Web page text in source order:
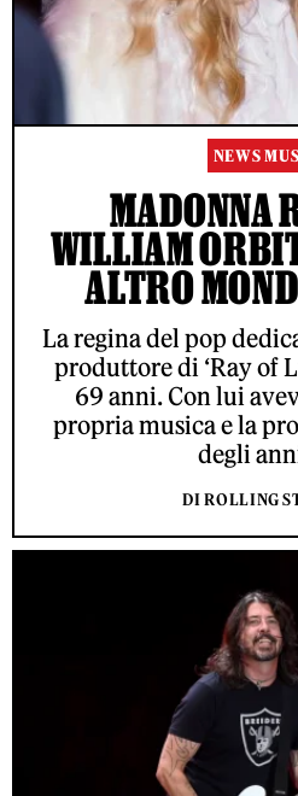
NEWS
MADONNA
WILLIAM
ALTRO
La regina del pop
produttore di ‘Ray of
69 anni. Con lui
propria musica e la
degli
DI ROLLING